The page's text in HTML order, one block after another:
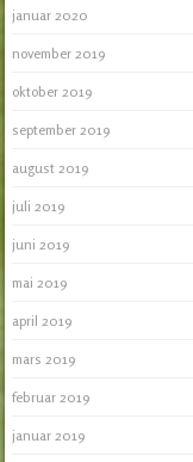
januar 2020
november 2019
oktober 2019
september 2019
august 2019
juli 2019
juni 2019
mai 2019
april 2019
mars 2019
februar 2019
januar 2019